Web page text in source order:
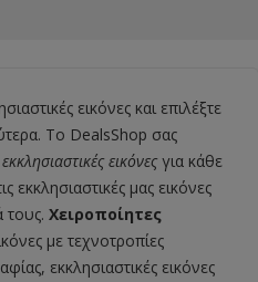
εικόνες και επιλέξτε
Το DealsShop σας
εκκλησιαστικές εικόνεςγια κάθε
εκκλησιαστικές μας εικόνες
τους. Χειροποίητες
με τεχνοτροπίες
εκκλησιαστικές εικόνες